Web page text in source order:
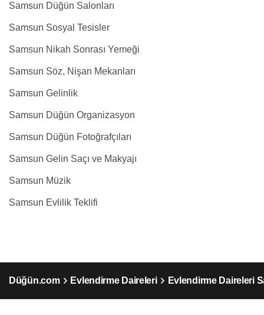
Samsun Düğün Salonları
Samsun Sosyal Tesisler
Samsun Nikah Sonrası Yemeği
Samsun Söz, Nişan Mekanları
Samsun Gelinlik
Samsun Düğün Organizasyon
Samsun Düğün Fotoğrafçıları
Samsun Gelin Saçı ve Makyajı
Samsun Müzik
Samsun Evlilik Teklifi
Düğün.com Evlendirme Daireleri Evlendirme Daireleri